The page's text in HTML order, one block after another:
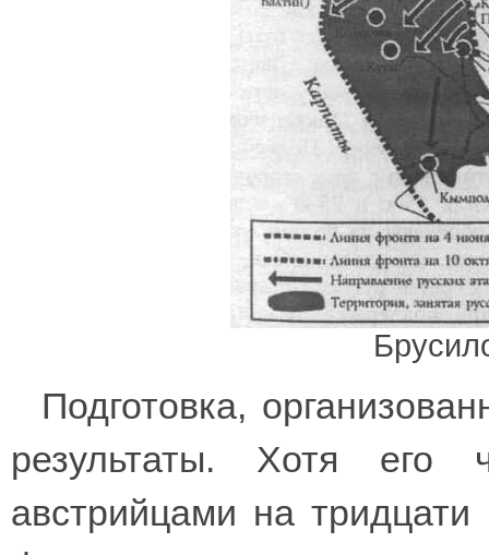
Подготовка,
результаты. Хотя его
австрийцами на тридцати